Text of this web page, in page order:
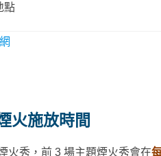
點
火施放時間
火秀，前 3 場主題煙火秀會在